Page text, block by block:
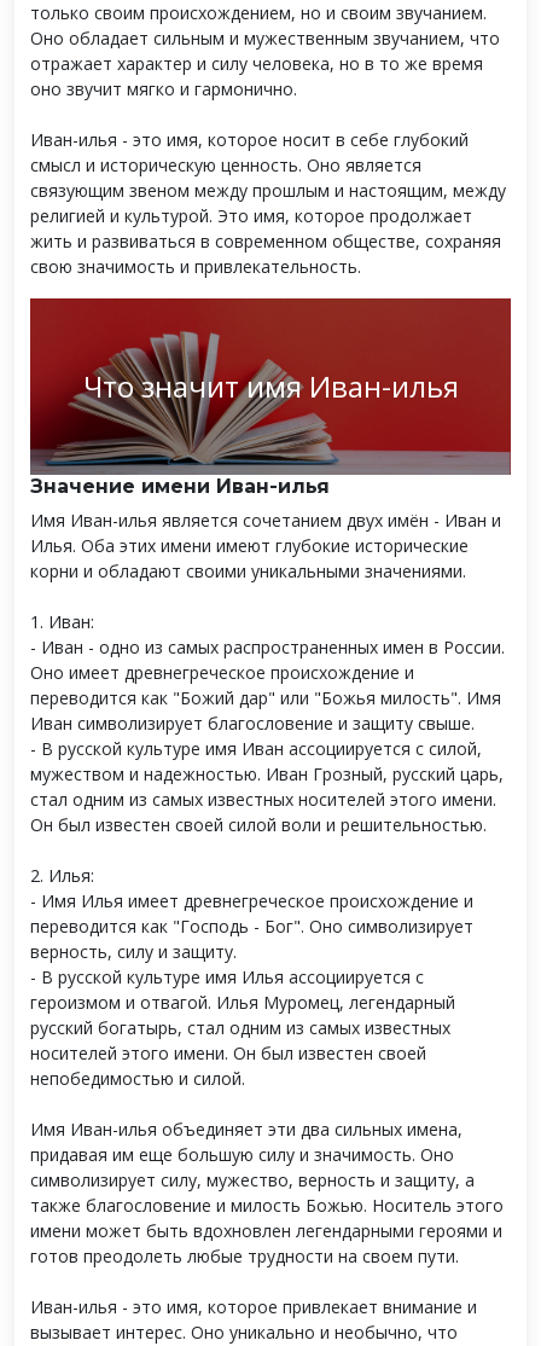
только своим происхождением, но и своим звучанием.
Оно обладает сильным и мужественным звучанием, что
отражает характер и силу человека, но в то же время
оно звучит мягко и гармонично.
Иван-илья - это имя, которое носит в себе глубокий
смысл и историческую ценность. Оно является
связующим звеном между прошлым и настоящим, между
религией и культурой. Это имя, которое продолжает
жить и развиваться в современном обществе, сохраняя
свою значимость и привлекательность.
Что значит имя Иван-илья
Значение имени Иван-илья
Имя Иван-илья является сочетанием двух имён - Иван и
Илья. Оба этих имени имеют глубокие исторические
корни и обладают своими уникальными значениями.
1. Иван:
- Иван - одно из самых распространенных имен в России.
Оно имеет древнегреческое происхождение и
переводится как "Божий дар" или "Божья милость". Имя
Иван символизирует благословение и защиту свыше.
- В русской культуре имя Иван ассоциируется с силой,
мужеством и надежностью. Иван Грозный, русский царь,
стал одним из самых известных носителей этого имени.
Он был известен своей силой воли и решительностью.
2. Илья:
- Имя Илья имеет древнегреческое происхождение и
переводится как "Господь - Бог". Оно символизирует
верность, силу и защиту.
- В русской культуре имя Илья ассоциируется с
героизмом и отвагой. Илья Муромец, легендарный
русский богатырь, стал одним из самых известных
носителей этого имени. Он был известен своей
непобедимостью и силой.
Имя Иван-илья объединяет эти два сильных имена,
придавая им еще большую силу и значимость. Оно
символизирует силу, мужество, верность и защиту, а
также благословение и милость Божью. Носитель этого
имени может быть вдохновлен легендарными героями и
готов преодолеть любые трудности на своем пути.
Иван-илья - это имя, которое привлекает внимание и
вызывает интерес. Оно уникально и необычно, что